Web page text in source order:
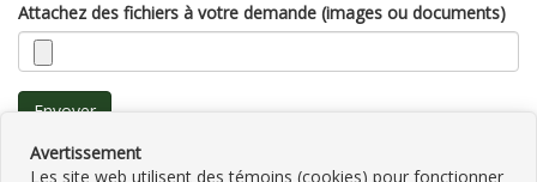
Attachez des fichiers à votre demande (images ou documents)
Envoyer
Avertissement
Les site web utilisent des témoins (cookies) pour fonctionner